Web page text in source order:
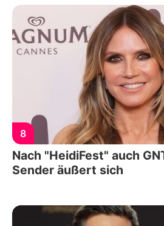
8
Nach "HeidiFest" auch
Sender äußert sich